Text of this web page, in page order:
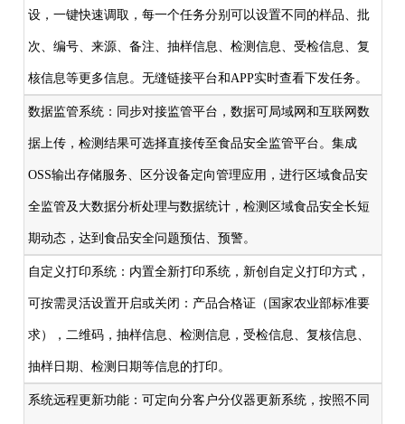
设，一键快速调取，每一个任务分别可以设置不同的样品、批
次、编号、来源、备注、抽样信息、检测信息、受检信息、复
核信息等更多信息。无缝链接平台和APP实时查看下发任务。
数据监管系统：同步对接监管平台，数据可局域网和互联网数
据上传，检测结果可选择直接传至食品安全监管平台。集成
OSS输出存储服务、区分设备定向管理应用，进行区域食品安
全监管及大数据分析处理与数据统计，检测区域食品安全长短
期动态，达到食品安全问题预估、预警。
自定义打印系统：内置全新打印系统，新创自定义打印方式，
可按需灵活设置开启或关闭：产品合格证（国家农业部标准要
求），二维码，抽样信息、检测信息，受检信息、复核信息、
抽样日期、检测日期等信息的打印。
系统远程更新功能：可定向分客户分仪器更新系统，按照不同